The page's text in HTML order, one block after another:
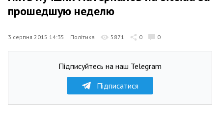
прошедшую неделю
3 серпня 2015 14:35 Політика 5871 0 0
Підписуйтесь на наш Telegram
Підписатися